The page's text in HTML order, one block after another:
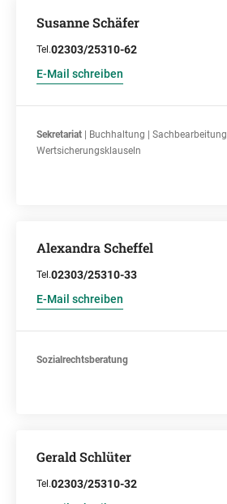
Susanne Schäfer
Tel.02303/25310-62
E-Mail schreiben
Sekretariat | Buchhaltung | Sachbearbeitung |
Wertsicherungsklauseln
Alexandra Scheffel
Tel.02303/25310-33
E-Mail schreiben
Sozialrechtsberatung
Gerald Schlüter
Tel.02303/25310-32